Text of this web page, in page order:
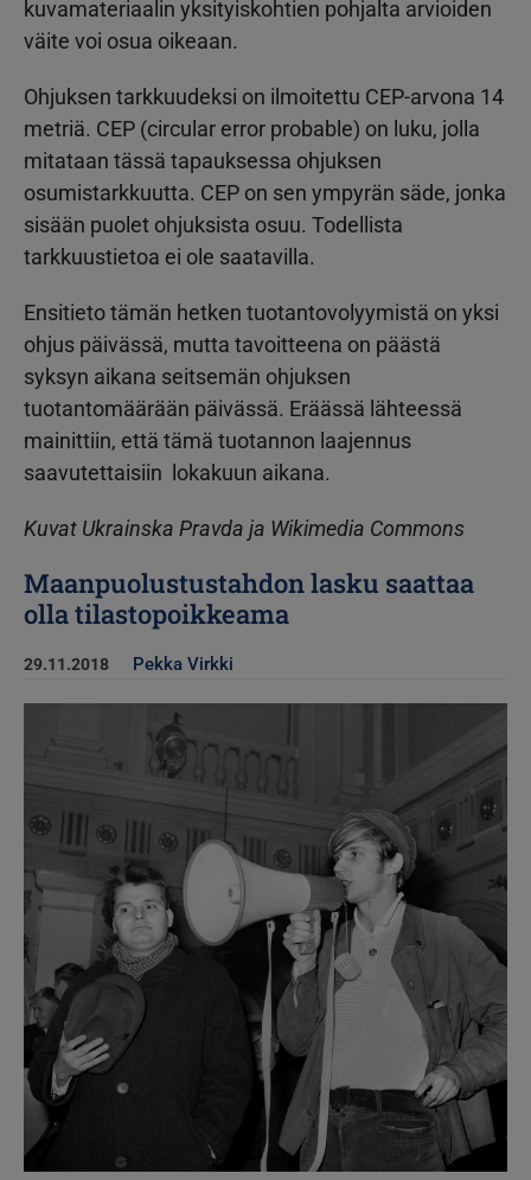
kuvamateriaalin yksityiskohtien pohjalta arvioiden
väite voi osua oikeaan.
Ohjuksen tarkkuudeksi on ilmoitettu CEP-arvona 14
metriä. CEP (circular error probable) on luku, jolla
mitataan tässä tapauksessa ohjuksen
osumistarkkuutta. CEP on sen ympyrän säde, jonka
sisään puolet ohjuksista osuu. Todellista
tarkkuustietoa ei ole saatavilla.
Ensitieto tämän hetken tuotantovolyymistä on yksi
ohjus päivässä, mutta tavoitteena on päästä
syksyn aikana seitsemän ohjuksen
tuotantomäärään päivässä. Eräässä lähteessä
mainittiin, että tämä tuotannon laajennus
saavutettaisiin lokakuun aikana.
Kuvat Ukrainska Pravda ja Wikimedia Commons
Maanpuolustustahdon lasku saattaa
olla tilastopoikkeama
29.11.2018 Pekka Virkki